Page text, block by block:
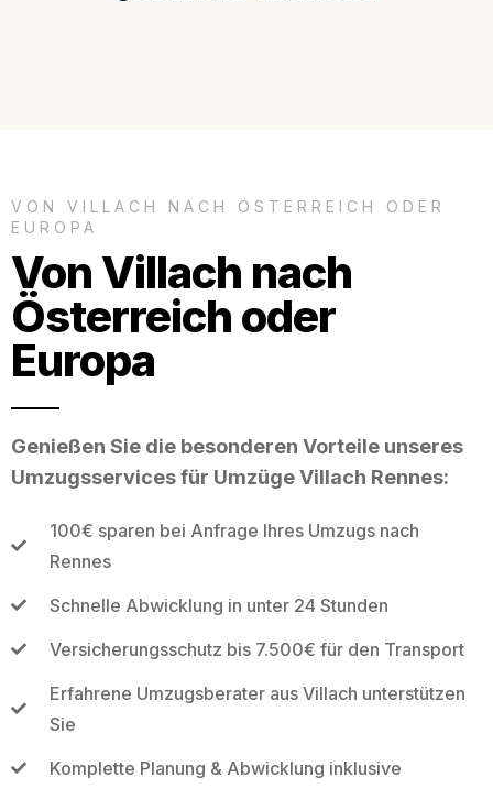
VON VILLACH NACH ÖSTERREICH ODER
EUROPA
Von Villach nach
Österreich oder
Europa
Genießen Sie die besonderen Vorteile unseres
Umzugsservices für Umzüge Villach Rennes:
100€ sparen bei Anfrage Ihres Umzugs nach
Rennes
Schnelle Abwicklung in unter 24 Stunden
Versicherungsschutz bis 7.500€ für den Transport
Erfahrene Umzugsberater aus Villach unterstützen
Sie
Komplette Planung & Abwicklung inklusive